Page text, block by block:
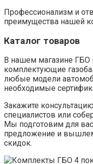
Профессионализм и
преимущества нашей
Каталог товаров
В нашем магазине ГБО
комплектующие
любые модели
необходимые
Закажите
специалистов или
Мы подготовим для
предложение и
скидок.